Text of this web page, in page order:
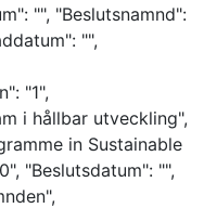
"", "Beslutsnamnd":
"",
"1",
i hållbar utveckling",
in Sustainable
"Beslutsdatum": "",